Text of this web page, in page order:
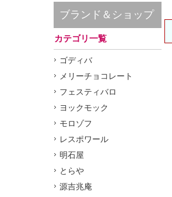
ブランド＆ショップ
カテゴリ一覧
ゴディバ
メリーチョコレート
フェスティバロ
ヨックモック
モロゾフ
レスポワール
明石屋
とらや
源吉兆庵